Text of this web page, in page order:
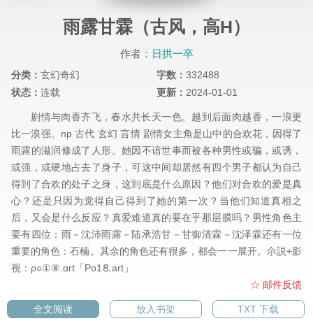
雨露甘霖（古风，高H）
作者： 日拱一卒
分类： 玄幻奇幻 字数： 332488
状态： 连载 更新： 2024-01-01
剧情与肉香齐飞，春水共长天一色。越到后面肉越香，一浪更
比一浪强。np 古代 玄幻 言情 剧情女主角是山中的合欢花，因得了
雨露的滋润修成了人形。她因不谙世事而被各种男性或骗，或诱，
或强，或硬地占去了身子，可这中间却居然有四个男子都认为自己
得到了合欢的处子之身，这到底是什么原因？他们对合欢的爱是真
心？还是只因为觉得自己得到了她的第一次？当他们知道真相之
后，又会是什么反应？真爱难道真的要在乎那层膜吗？男性角色主
要有四位：雨－沈沛雨露－陆承浩甘－甘御清霖－沈泽霖还有一位
重要的角色：石楠。其余的角色还有很多，都会一一展开。尒説+影
視：ρ○①⑧.αrt「Рo1⒏аrt」
☆ 邮件反馈
全文阅读 放入书架 TXT 下载